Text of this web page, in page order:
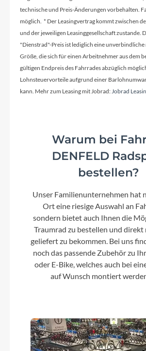
Lenkerband
ACID Bartape CC 3.0
Vorbau
CUBE Performance Stem,
Schaltwerk
Microshift Sword RD-G7005M,
Rahmenmaterial
Aluminium Lite 6061
Kurbelgarnitur
ACID Gravel Pro, 40T
Microshift CS-H104, 11-
Lenker
technische und Preis-Änderungen vorbehalten.
möglich. * Der Leasingvertrag kommt zwischen
und der jeweiligen Leasinggesellschaft zustande.
"Dienstrad"-Preis ist lediglich eine
Größe, die sich für einen Arbeitnehmer aus dem
gültigen Endpreis des Fahrrades abzüglich
Lohnsteuervorteile aufgrund einer
kann. Mehr zum Leasing mit Jobrad:Jobrad
Warum bei
DENFELD
bestellen?
Unser Familienunternehmen hat
Ort eine riesige Auswahl an
sondern bietet auch Ihnen die
Traumrad zu bestellen und direkt
geliefert zu bekommen. Bei uns
noch das passende Zubehör zu
oder E-Bike, welches auch bei
auf Wunsch montiert